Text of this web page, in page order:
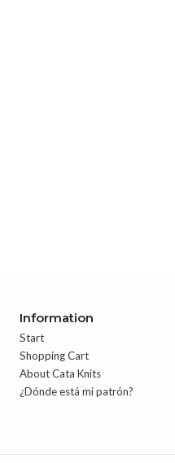
Information
Start
Shopping Cart
About Cata Knits
¿Dónde está mi patrón?